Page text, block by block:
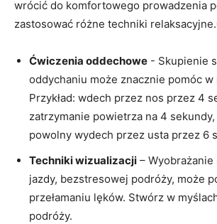
wrócić do komfortowego prowadzenia
zastosować różne techniki
Ćwiczenia ​oddechowe -‌ Skupienie
oddychaniu może znacznie ‌pomóc
Przykład: wdech przez ‍nos przez 4‌
zatrzymanie ⁤powietrza na 4‍
powolny⁤ wydech przez ⁣usta przez​ 6
Techniki wizualizacji –
jazdy,⁣ bezstresowej podróży, może
⁣przełamaniu lęków.​ Stwórz w
podróży.